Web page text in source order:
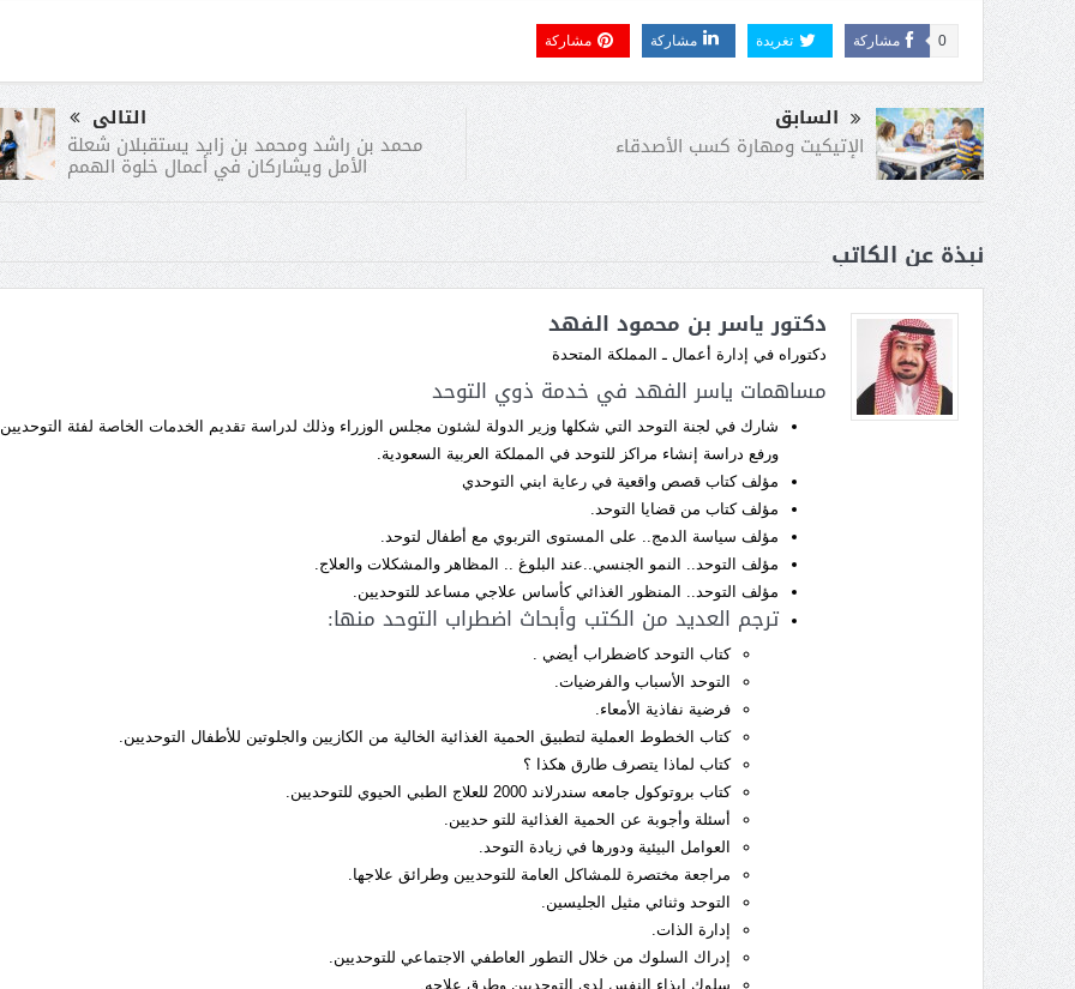
مشاركة 0 تغريدة مشاركة مشاركة
السابق
الإتيكيت ومهارة كسب الأصدقاء
التالى
محمد بن راشد ومحمد بن زايد يستقبلان شعلة
الأمل ويشاركان في أعمال خلوة الهمم
نبذة عن الكاتب
دكتور ياسر بن محمود الفهد
دكتوراه في إدارة أعمال ـ المملكة المتحدة
مساهمات ياسر الفهد في خدمة ذوي التوحد
شارك في لجنة التوحد التي شكلها وزير الدولة لشئون مجلس الوزراء وذلك لدراسة تقديم الخدمات الخاصة لفئة التوحديين
ورفع دراسة إنشاء مراكز للتوحد في المملكة العربية السعودية.
مؤلف كتاب قصص واقعية في رعاية ابني التوحدي
مؤلف كتاب من قضايا التوحد.
مؤلف سياسة الدمج.. على المستوى التربوي مع أطفال لتوحد.
مؤلف التوحد.. النمو الجنسي..عند البلوغ .. المظاهر والمشكلات والعلاج.
مؤلف التوحد.. المنظور الغذائي كأساس علاجي مساعد للتوحديين.
ترجم العديد من الكتب وأبحاث اضطراب التوحد منها:
كتاب التوحد كاضطراب أيضي .
التوحد الأسباب والفرضيات.
فرضية نفاذية الأمعاء.
كتاب الخطوط العملية لتطبيق الحمية الغذائية الخالية من الكازيين والجلوتين للأطفال التوحديين.
كتاب لماذا يتصرف طارق هكذا ؟
كتاب بروتوكول جامعه سندرلاند 2000 للعلاج الطبي الحيوي للتوحديين.
أسئلة وأجوبة عن الحمية الغذائية للتو حديين.
العوامل البيئية ودورها في زيادة التوحد.
مراجعة مختصرة للمشاكل العامة للتوحديين وطرائق علاجها.
التوحد وثنائي مثيل الجليسين.
إدارة الذات.
إدراك السلوك من خلال التطور العاطفي الاجتماعي للتوحديين.
سلوك إيذاء النفس لدى التوحديين وطرق علاجه.